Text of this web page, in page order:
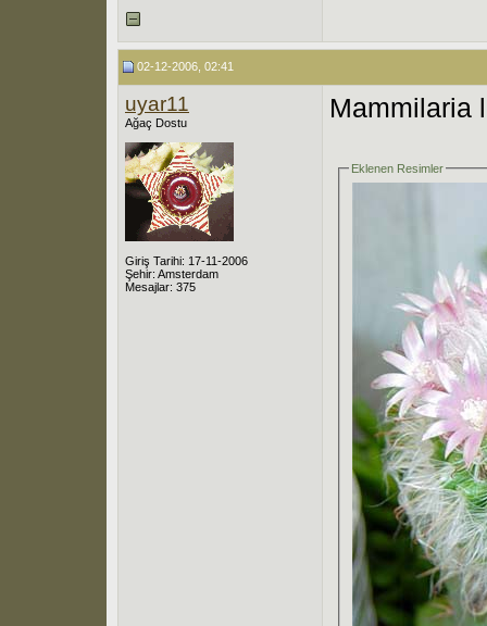
02-12-2006, 02:41
uyar11
Ağaç Dostu
Giriş Tarihi: 17-11-2006
Şehir: Amsterdam
Mesajlar: 375
Mammilaria
Eklenen Resimler